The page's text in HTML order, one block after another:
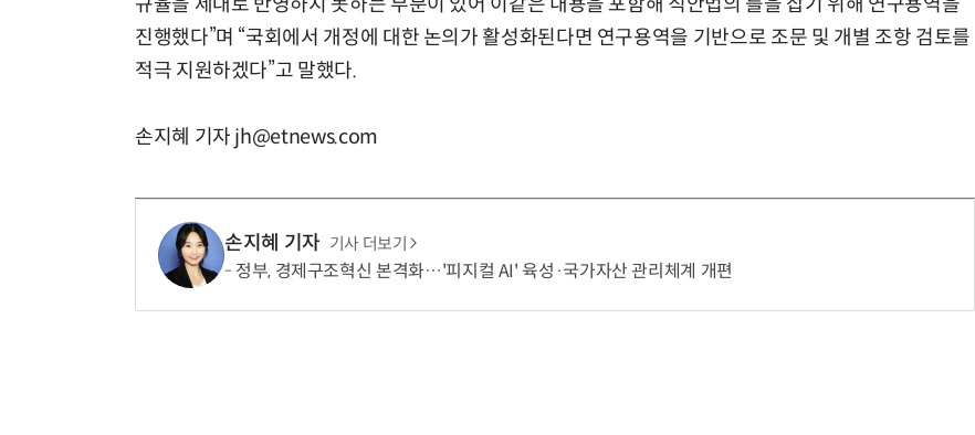
진행했다”며 “국회에서 개정에 대한 논의가 활성화된다면 연구용역을 기반으로 조문 및 개별 조항 검토를
적극 지원하겠다”고 말했다.
손지혜 기자 jh@etnews.com
손지혜 기자 기사 더보기
정부, 경제구조혁신 본격화…'피지컬 AI' 육성·국가자산 관리체계 개편